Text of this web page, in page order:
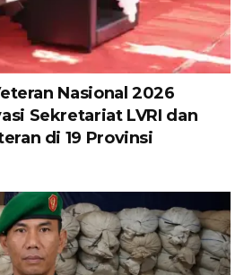
Nasional 2026
Sekretariat LVRI dan
di 19 Provinsi